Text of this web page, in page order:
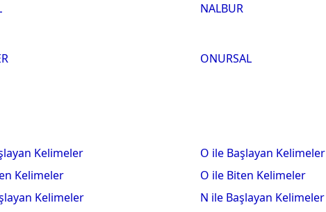
NALBUR
ONURSAL
Kelimeler
Kelimeler
Kelimeler
O ile Başlayan Kelimeler
O ile Biten Kelimeler
N ile Başlayan Kelimeler